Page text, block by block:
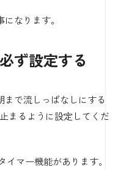
なります。
ず設定する
まで流しっぱなしにする
まるように設定してくだ
マー機能があります。